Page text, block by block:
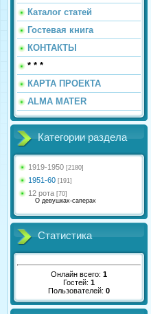
Каталог статей
Гостевая книга
КОНТАКТЫ
* * *
КАРТА ПРОЕКТА
ALMA MATER
Категории раздела
1919-1950 [2180]
1951-60 [191]
12 рота [70]
О девушках-саперах
Статистика
Онлайн всего: 1
Гостей: 1
Пользователей: 0